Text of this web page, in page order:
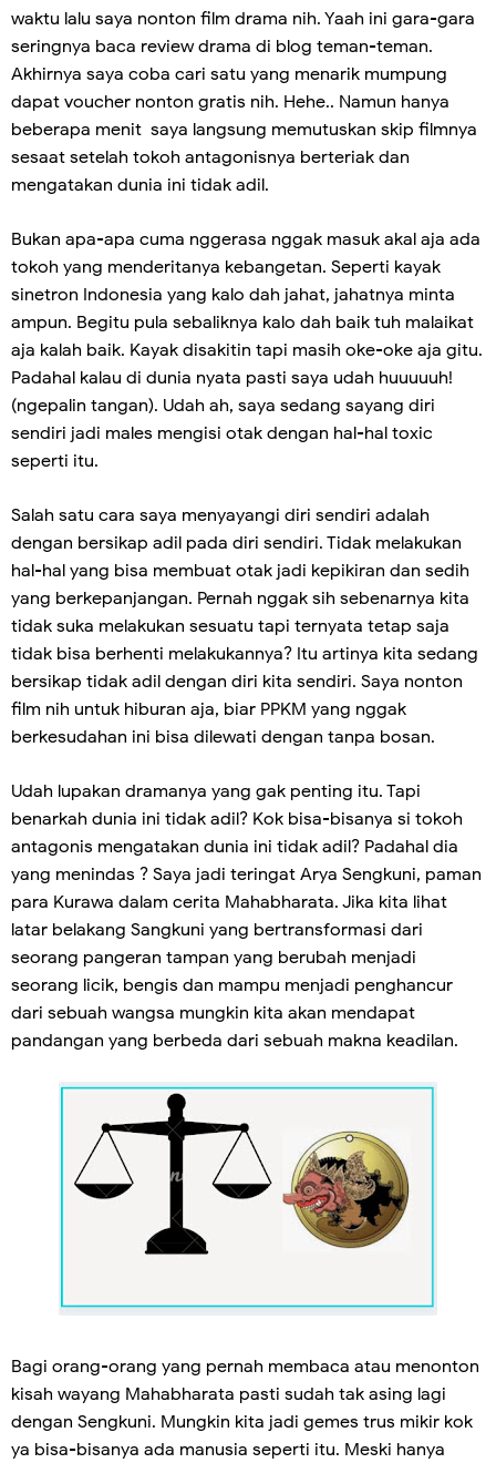
waktu lalu saya nonton film drama nih. Yaah ini gara-gara
seringnya baca review drama di blog teman-teman.
Akhirnya saya coba cari satu yang menarik mumpung
dapat voucher nonton gratis nih. Hehe.. Namun hanya
beberapa menit saya langsung memutuskan skip filmnya
sesaat setelah tokoh antagonisnya berteriak dan
mengatakan dunia ini tidak adil.
Bukan apa-apa cuma nggerasa nggak masuk akal aja ada
tokoh yang menderitanya kebangetan. Seperti kayak
sinetron Indonesia yang kalo dah jahat, jahatnya minta
ampun. Begitu pula sebaliknya kalo dah baik tuh malaikat
aja kalah baik. Kayak disakitin tapi masih oke-oke aja gitu.
Padahal kalau di dunia nyata pasti saya udah huuuuuh!
(ngepalin tangan). Udah ah, saya sedang sayang diri
sendiri jadi males mengisi otak dengan hal-hal toxic
seperti itu.
Salah satu cara saya menyayangi diri sendiri adalah
dengan bersikap adil pada diri sendiri. Tidak melakukan
hal-hal yang bisa membuat otak jadi kepikiran dan sedih
yang berkepanjangan. Pernah nggak sih sebenarnya kita
tidak suka melakukan sesuatu tapi ternyata tetap saja
tidak bisa berhenti melakukannya? Itu artinya kita sedang
bersikap tidak adil dengan diri kita sendiri. Saya nonton
film nih untuk hiburan aja, biar PPKM yang nggak
berkesudahan ini bisa dilewati dengan tanpa bosan.
Udah lupakan dramanya yang gak penting itu. Tapi
benarkah dunia ini tidak adil? Kok bisa-bisanya si tokoh
antagonis mengatakan dunia ini tidak adil? Padahal dia
yang menindas ? Saya jadi teringat Arya Sengkuni, paman
para Kurawa dalam cerita Mahabharata. Jika kita lihat
latar belakang Sangkuni yang bertransformasi dari
seorang pangeran tampan yang berubah menjadi
seorang licik, bengis dan mampu menjadi penghancur
dari sebuah wangsa mungkin kita akan mendapat
pandangan yang berbeda dari sebuah makna keadilan.
Bagi orang-orang yang pernah membaca atau menonton
kisah wayang Mahabharata pasti sudah tak asing lagi
dengan Sengkuni. Mungkin kita jadi gemes trus mikir kok
ya bisa-bisanya ada manusia seperti itu. Meski hanya